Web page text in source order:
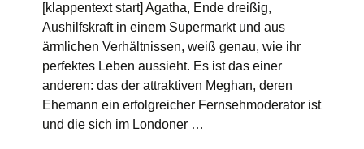
[klappentext start] Agatha, Ende dreißig,
Aushilfskraft in einem Supermarkt und aus
ärmlichen Verhältnissen, weiß genau, wie ihr
perfektes Leben aussieht. Es ist das einer
anderen: das der attraktiven Meghan, deren
Ehemann ein erfolgreicher Fernsehmoderator ist
und die sich im Londoner …